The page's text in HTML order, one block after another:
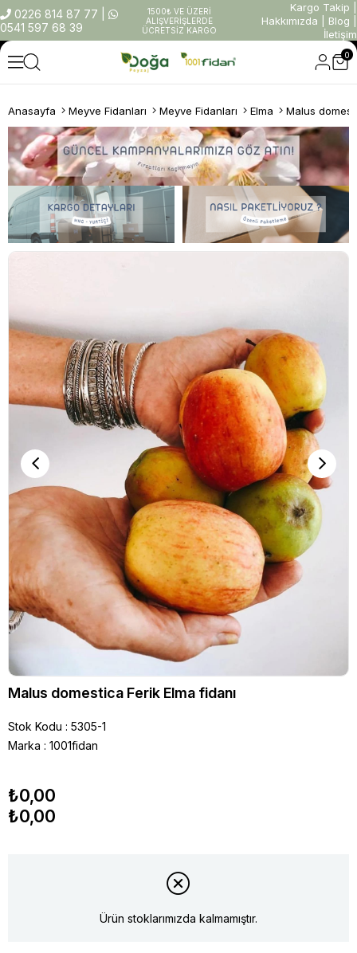
0226 814 87 77
0541 597 68 39
1500₺ VE ÜZERİ
ALIŞVERİŞLERDE
ÜCRETSİZ KARGO
Kargo Takip
Hakkımızda
Blog
İletişim
0
Anasayfa Meyve Fidanları Meyve Fidanları Elma Malus
Malus domestica Ferik Elma fidanı
Stok Kodu
5305-1
Marka : 1001fidan
₺0,00
₺0,00
Ürün stoklarımızda kalmamıştır.